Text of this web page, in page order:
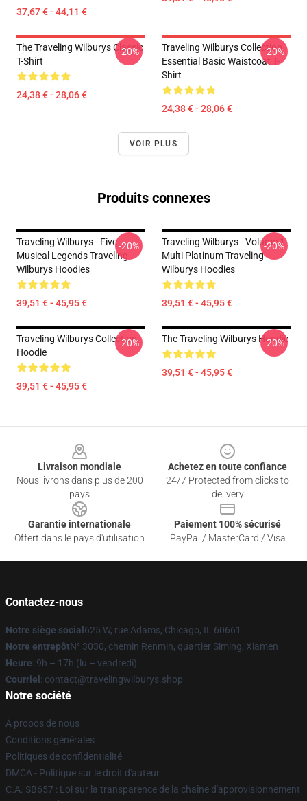
37,67 € - 44,11 €
The Traveling Wilburys Classic
T-Shirt
24,38 € - 28,06 €
-20%
Traveling Wilburys Collection
Essential Basic Waistcoat T-
Shirt
24,38 € - 28,06 €
-20%
VOIR PLUS
Produits connexes
Traveling Wilburys - Five
Musical Legends Traveling
Wilburys Hoodies
39,51 € - 45,95 €
-20%
Traveling Wilburys - Volume 1
Multi Platinum Traveling
Wilburys Hoodies
39,51 € - 45,95 €
-20%
Traveling Wilburys Collection
Hoodie
39,51 € - 45,95 €
-20% The Traveling Wilburys Hoodie
39,51 € - 45,95 €
-20%
Livraison mondiale
Nous livrons dans plus de 200
pays
Achetez en toute confiance
24/7 Protected from clicks to
delivery
Garantie internationale
Offert dans le pays d'utilisation
Paiement 100% sécurisé
PayPal / MasterCard / Visa
Contactez-nous
Notre siège social 625 W, rue Adams, Chicago, IL 60661
Notre entrepôtN° 3030, chemin Renmin, quartier Siming, Xiamen
Heure: 9h – 17h (lu – vendredi)
Courriel : contact@travelingwilburys.shop
Notre société
À propos de nous
Conditions générales
Politiques de confidentialité
DMCA - Politique sur le droit d'auteur
C.A. SB657 : Loi sur la transparence de la chaîne d'approvisionnement